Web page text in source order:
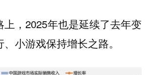
上，2025年也是延续了去年变
小游戏保持增长之路。